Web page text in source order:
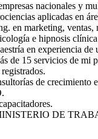
nacionales y
aplicadas en
en marketing, ventas,
e hipnosis
en experiencia de
de 15 servicios de mi
de crecimiento
DE